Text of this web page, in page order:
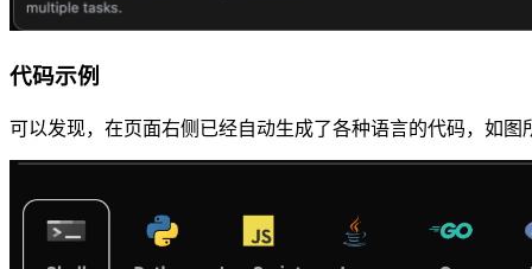
代码示例
可以发现，在页面右侧已经自动生成了各种语言的代码，如图